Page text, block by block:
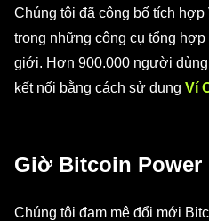
Chúng tôi đã công bố tích hợp
trong những công cụ tổng
giới. Hơn 900.000 người
kết nối bằng cách sử dụng Ví
Giờ Bitcoin Power
Chúng tôi đam mê đổi mới